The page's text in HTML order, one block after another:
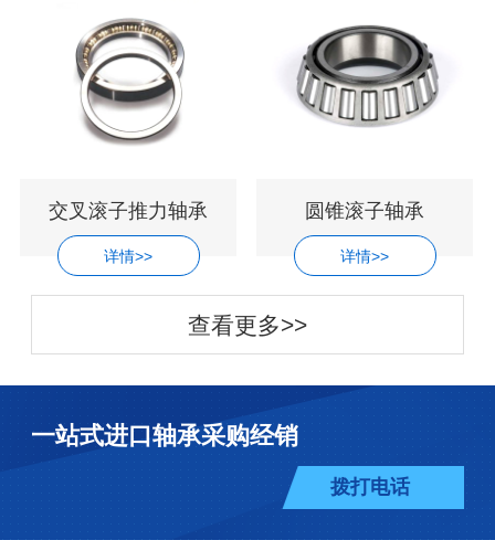
交叉滚子推力轴承
详情>>
圆锥滚子轴承
详情>>
查看更多>>
一站式进口轴承采购经销
拨打电话